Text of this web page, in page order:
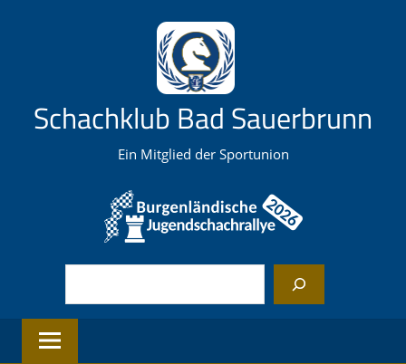
Schachklub Bad Sauerbrunn
Ein Mitglied der Sportunion